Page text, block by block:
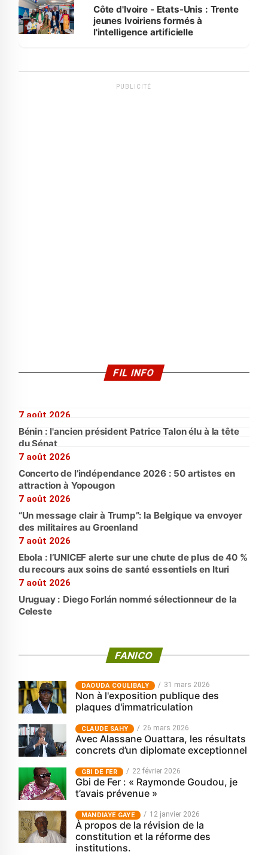
Côte d'Ivoire - Etats-Unis : Trente
jeunes Ivoiriens formés à
l'intelligence artificielle
PUBLICITÉ
FIL INFO
7 août 2026
Bénin : l'ancien président Patrice Talon élu à la tête
du Sénat
7 août 2026
Concerto de l’indépendance 2026 : 50 artistes en
attraction à Yopougon
7 août 2026
“Un message clair à Trump”: la Belgique va envoyer
des militaires au Groenland
7 août 2026
Ebola : l’UNICEF alerte sur une chute de plus de 40 %
du recours aux soins de santé essentiels en Ituri
7 août 2026
Uruguay : Diego Forlán nommé sélectionneur de la
Celeste
FANICO
‎DAOUDA COULIBALY 31 mars 2026
Non à l'exposition publique des
plaques d'immatriculation
CLAUDE SAHY 26 mars 2026
Avec Alassane Ouattara, les résultats
concrets d’un diplomate exceptionnel
GBI DE FER 22 février 2026
Gbi de Fer : « Raymonde Goudou, je
t’avais prévenue »
MANDIAYE GAYE 12 janvier 2026
À propos de la révision de la
constitution et la réforme des
institutions.